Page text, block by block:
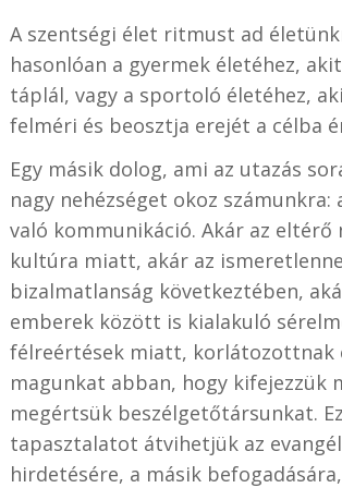
A szentségi élet ritmust ad
hasonlóan a gyermek életéhez,
táplál, vagy a sportoló életéhez,
felméri és beosztja erejét a célba
Egy másik dolog, ami az utazás
nagy nehézséget okoz számunkra:
való kommunikáció. Akár az eltérő
kultúra miatt, akár az
bizalmatlanság következtében,
emberek között is kialakuló
félreértések miatt, korlátozottnak
magunkat abban, hogy kifejezzük
megértsük beszélgetőtársunkat.
tapasztalatot átvihetjük az
hirdetésére, a másik